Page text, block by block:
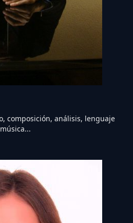
composición, análisis, lenguaje